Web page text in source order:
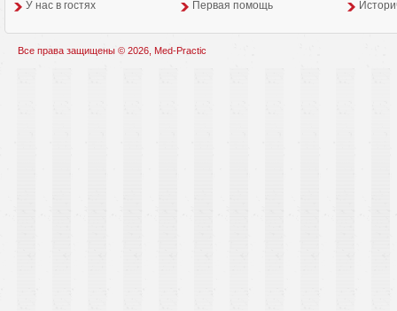
У нас в гостях Первая помощь
Все права защищены © 2026, Med-Practic